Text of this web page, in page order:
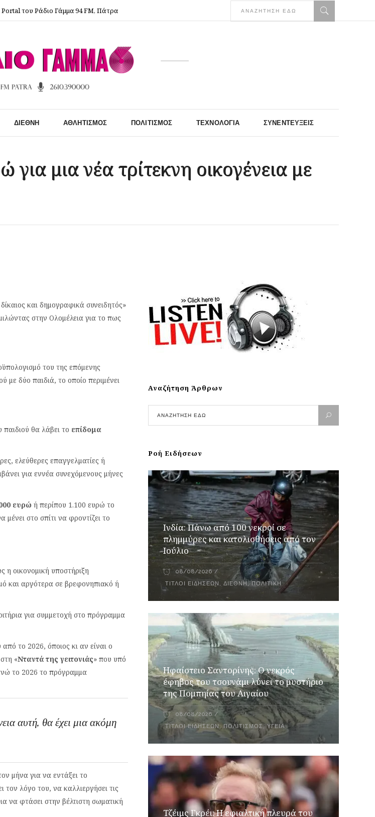
του Ράδιο Γάμμα 94 FM, Πάτρα
ΔΙΕΘΝΉ ΑΘΛΗΤΙΣΜΌΣ ΠΟΛΙΤΙΣΜΌΣ ΤΕΧΝΟΛΟΓΊΑ ΣΥΝΕΝΤΕΎΞΕΙΣ
μια νέα τρίτεκνη οικογένεια με
και δημογραφικά συνειδητός»
στην Ολομέλεια για το πως
του της επόμενης
με δύο παιδιά, το οποίο περιμένει
θα λάβει το επίδομα
ελεύθερες επαγγελματίες ή
για εννέα συνεχόμενους μήνες
ευρώ ή περίπου 1.100 ευρώ το
στο σπίτι να φροντίζει το
οικονομική υποστήριξη
και αργότερα σε βρεφονηπιακό ή
για συμμετοχή στο πρόγραμμα
το 2026, όποιος κι αν είναι ο
«Νταντά της γειτονιάς» που υπό
το 2026 το πρόγραμμα
αυτή, θα έχει μια ακόμη
μήνα για να εντάξει το
τον λόγο του, να καλλιεργήσει τις
να φτάσει στην βέλτιστη σωματική
Αναζήτηση Άρθρων
Ροή Ειδήσεων
Ινδία: Πάνω από 100 νεκροί σε
πλημμύρες και κατολισθήσεις από τον
Ιούλιο
08/08/2026
ΤΊΤΛΟΙ ΕΙΔΉΣΕΩΝ ,ΔΙΕΘΝΉ, ΠΟΛΙΤΙΚΉ
Ηφαίστειο Σαντορίνης: Ο νεκρός
έφηβος του τσουνάμι λύνει το μυστήριο
της Πομπηίας του Αιγαίου
08/08/2026
ΤΊΤΛΟΙ ΕΙΔΉΣΕΩΝ,ΠΟΛΙΤΙΣΜΌΣ,ΥΓΕΊΑ
Τζέιμς Γκρέι: H εφιαλτική πλευρά του